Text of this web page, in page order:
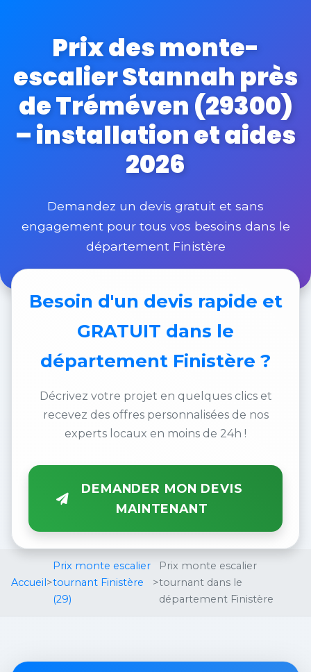
Prix des monte-
escalier Stannah près
de Tréméven (29300)
– installation et aides
2026
Demandez un devis gratuit et sans
engagement pour tous vos besoins dans le
département Finistère
Besoin d'un devis rapide et
GRATUIT dans le
département Finistère ?
Décrivez votre projet en quelques clics et
recevez des offres personnalisées de nos
experts locaux en moins de 24h !
DEMANDER MON DEVIS
MAINTENANT
Accueil >
Prix monte escalier
tournant Finistère
(29)
>
Prix monte escalier
tournant dans le
département Finistère